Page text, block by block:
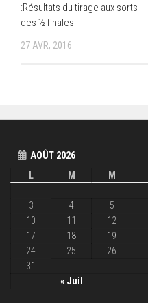
:Résultats du tirage aux sorts
des ½ finales
27 AVR, 2016
AOÛT 2026
L
M M
« Juil
3
4 5
10
11 12
17
18 19
24
25 26
31